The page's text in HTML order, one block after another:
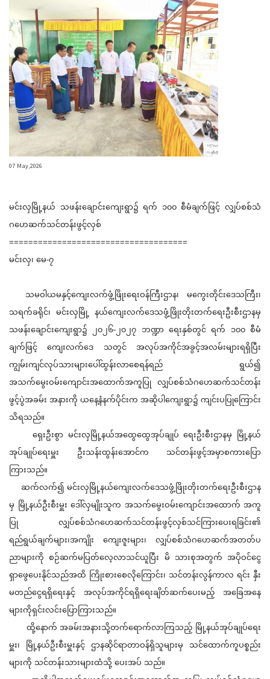
07 May,2026
မင်းလှမြို့နယ် သဖန်းချောင်းကျေးရွာ၌ ရက် ၁၀၀ စီမံချက်ဖြင့် လျှပ်စစ်သံ
ဂဟေဆက်သင်တန်းဖွင့်လှစ်
=====================================
မင်းလှ၊ မေ-၇
သမဝါယမနှင့်ကျေးလက်ဖွံ့ဖြိုးရေးဝန်ကြီးဌာန၊ မကွေးတိုင်းဒေသကြီး၊
သရက်ခရိုင်၊ မင်းလှမြို့ နယ်ကျေးလက်ဒေသဖွံ့ဖြိုးတိုးတက်ရေးဦးစီးဌာနမှ
သဖန်းချောင်းကျေးရွာ၌ ၂၀၂၆-၂၀၂၇ ဘဏ္ဍာ ရေးနှစ်တွင် ရက် ၁၀၀ စီမံ
ချက်ဖြင့် ကျေးလက်ဒေ သတွင် အလုပ်အကိုင်အခွင့်အလမ်းများရရှိပြီး
ကျွမ်းကျင်လုပ်သားများပေါ်ထွန်းလာစေရန်ရည် ရွယ်၍
အသက်မွေးဝမ်းကျောင်းအထောက်အကူပြု လျှပ်စစ်သံဂဟေဆက်သင်တန်း
ဖွင့်ပွဲအခမ်း အနားကို ယနေ့နံနက်ပိုင်းက အဆိုပါကျေးရွာ၌ ကျင်းပပြုကြောင်း
သိရသည်။
ရှေးဦးစွာ မင်းလှမြို့နယ်အထွေထွေအုပ်ချုပ် ရေးဦးစီးဌာနမှ မြို့နယ်
အုပ်ချုပ်ရေးမှူး ဦးသန်းထွန်း‌အောင်က သင်တန်းဖွင့်အမှာစကားပြော
ကြားသည်။
ဆက်လက်၍ မင်းလှမြို့နယ်ကျေးလက်ဒေသဖွံ့ဖြိုးတိုးတက်ရေးဦးစီးဌာန
မှ မြို့နယ်ဦးစီးမှူး ဒေါ်လှမျိုးသူက အသက်မွေးဝမ်းကျောင်းအထောက် အကူ
ပြု လျှပ်စစ်သံဂဟေဆက်သင်တန်းဖွင့်လှစ်သင်ကြားပေးရခြင်း၏
ရည်ရွယ်ချက်များ၊အကျိုး ကျေးဇူးများ၊ လျှပ်စစ်သံဂဟေဆက်အတတ်ပ
ညာများကို စဉ်ဆက်မပြတ်လေ့လာသင်ယူပြီး မိ သားစုအတွက် အပိုဝင်ငွေ
ရှာဖွေပေးနိုင်သည်အထိ ကြိုးစားစေလိုကြောင်း၊ သင်တန်းလွန်ကာလ ရင်း နှီး
မတည်ငွေရရှိရေးနှင့် အလုပ်အကိုင်ရရှိရေးချိတ်ဆက်ပေးမည့် အခြေအနေ
များကိုရှင်းလင်းပြောကြားသည်။
ထို့နောက် အခမ်းအနားသို့တက်ရောက်လာကြသည့် မြို့နယ်အုပ်ချုပ်ရေး
မှူး၊ မြို့နယ်ဦးစီးမှူးနှင့် ဌာနဆိုင်ရာတာဝန်ရှိသူများမှ သင်ထောက်ကူပစ္စည်း
များကို သင်တန်းသားများထံသို့ ပေးအပ် သည်။